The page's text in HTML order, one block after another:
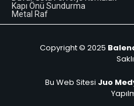
Kapı Önü Sundurma
Metal Raf
Copyright © 2025
Bu Web Sitesi Juo